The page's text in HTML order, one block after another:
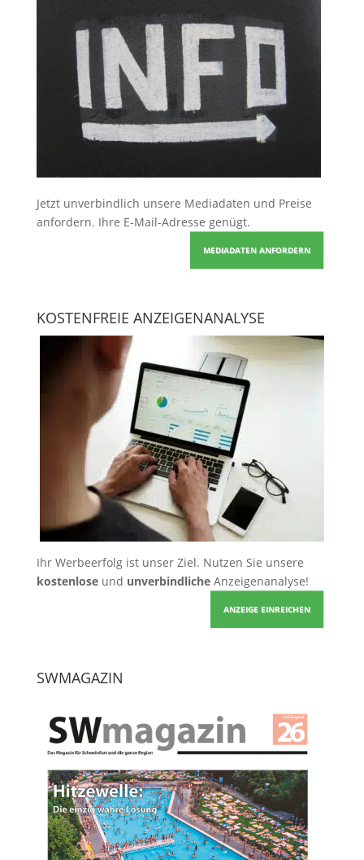
Jetzt unverbindlich unsere Mediadaten und Preise
anfordern. Ihre E-Mail-Adresse genügt.
MEDIADATEN ANFORDERN
KOSTENFREIE ANZEIGENANALYSE
Ihr Werbeerfolg ist unser Ziel. Nutzen Sie unsere
kostenloseund unverbindlicheAnzeigenanalyse!
ANZEIGE EINREICHEN
SWMAGAZIN